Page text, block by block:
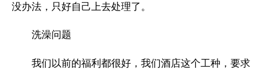
没办法，只好自己上去处理了。
洗澡问题
我们以前的福利都很好，我们酒店这个工种，要求